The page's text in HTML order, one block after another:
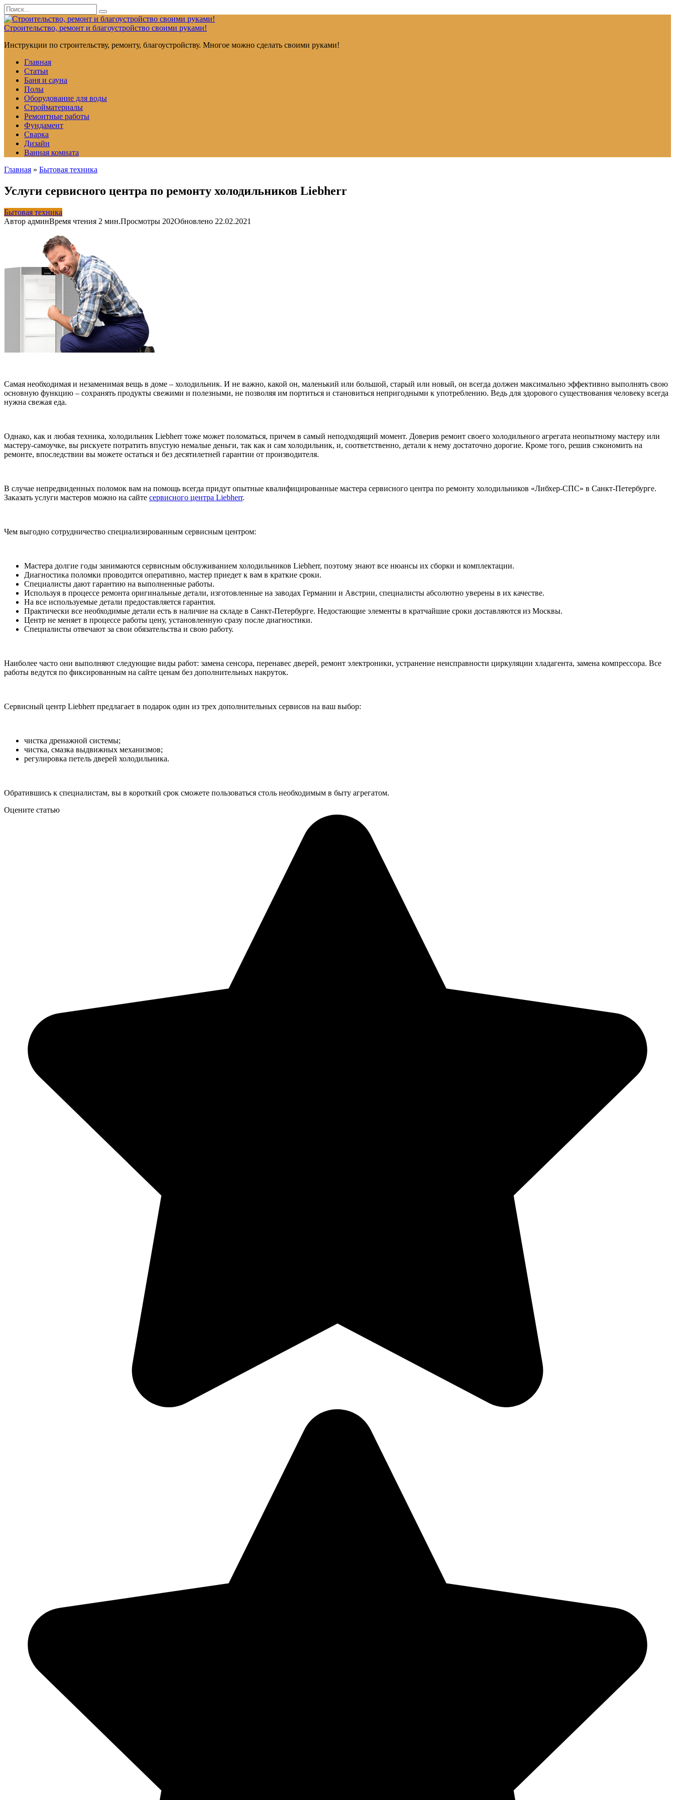
Перейти
к
контенту
Search
for:
Строительство, ремонт и благоустройство своими руками!
Инструкции по строительству, ремонту, благоустройству. Многое можно сделать своими руками!
Главная
Статьи
Баня и сауна
Полы
Оборудование для воды
Стройматериалы
Ремонтные работы
Фундамент
Сварка
Дизайн
Ванная комната
Главная » Бытовая техника
Услуги сервисного центра по ремонту холодильников Liebherr
Бытовая техника
Автор админВремя чтения 2 мин.Просмотры 202Обновлено 22.02.2021
Самая необходимая и незаменимая вещь в доме – холодильник. И не важно, какой он, маленький или большой, старый или новый, он всегда должен максимально эффективно выполнять свою
основную функцию – сохранять продукты свежими и полезными, не позволяя им портиться и становиться непригодными к употреблению. Ведь для здорового существования человеку всегда
нужна свежая еда.
Однако, как и любая техника, холодильник Liebherr тоже может поломаться, причем в самый неподходящий момент. Доверив ремонт своего холодильного агрегата неопытному мастеру или
мастеру-самоучке, вы рискуете потратить впустую немалые деньги, так как и сам холодильник, и, соответственно, детали к нему достаточно дорогие. Кроме того, решив сэкономить на
ремонте, впоследствии вы можете остаться и без десятилетней гарантии от производителя.
В случае непредвиденных поломок вам на помощь всегда придут опытные квалифицированные мастера сервисного центра по ремонту холодильников «Либхер-СПС» в Санкт-Петербурге.
Заказать услуги мастеров можно на сайте сервисного центра Liebherr.
Чем выгодно сотрудничество специализированным сервисным центром:
Мастера долгие годы занимаются сервисным обслуживанием холодильников Liebherr, поэтому знают все нюансы их сборки и комплектации.
Диагностика поломки проводится оперативно, мастер приедет к вам в краткие сроки.
Специалисты дают гарантию на выполненные работы.
Используя в процессе ремонта оригинальные детали, изготовленные на заводах Германии и Австрии, специалисты абсолютно уверены в их качестве.
На все используемые детали предоставляется гарантия.
Практически все необходимые детали есть в наличие на складе в Санкт-Петербурге. Недостающие элементы в кратчайшие сроки доставляются из Москвы.
Центр не меняет в процессе работы цену, установленную сразу после диагностики.
Специалисты отвечают за свои обязательства и свою работу.
Наиболее часто они выполняют следующие виды работ: замена сенсора, перенавес дверей, ремонт электроники, устранение неисправности циркуляции хладагента, замена компрессора. Все
работы ведутся по фиксированным на сайте ценам без дополнительных накруток.
Сервисный центр Liebherr предлагает в подарок один из трех дополнительных сервисов на ваш выбор:
чистка дренажной системы;
чистка, смазка выдвижных механизмов;
регулировка петель дверей холодильника.
Обратившись к специалистам, вы в короткий срок сможете пользоваться столь необходимым в быту агрегатом.
Оцените статью